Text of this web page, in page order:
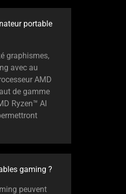
portable
graphismes,
avec au
AMD
de gamme
Ryzen™ AI
gaming ?
peuvent